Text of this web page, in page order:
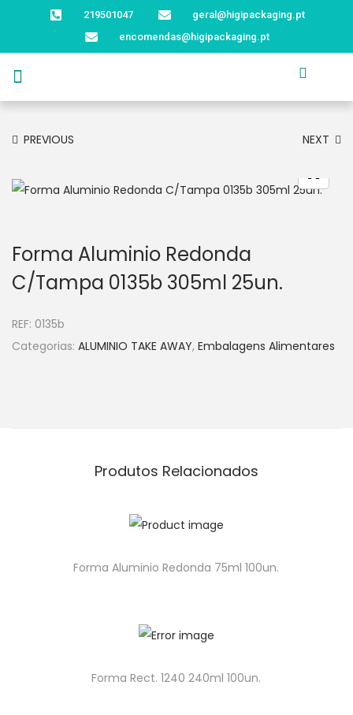
219501047
geral@higipackaging.pt
encomendas@higipackaging.pt
PREVIOUS NEXT
Forma Aluminio Redonda
C/Tampa 0135b 305ml 25un.
REF: 0135b
Categorias: ALUMINIO TAKE AWAY, Embalagens Alimentares
Produtos Relacionados
Forma Aluminio Redonda 75ml 100un.
Forma Rect. 1240 240ml 100un.